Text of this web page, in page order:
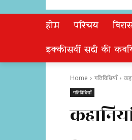
होम परिचय
इक्कीसवीं सदी की
Home गतिविधियाँ
गतिविधियाँ